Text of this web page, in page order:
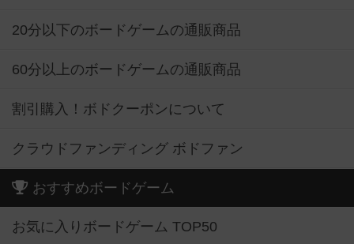
20分以下のボードゲームの通販商品
60分以上のボードゲームの通販商品
割引購入！ボドクーポンについて
クラウドファンディング ボドファン
おすすめボードゲーム
お気に入りボードゲーム TOP50